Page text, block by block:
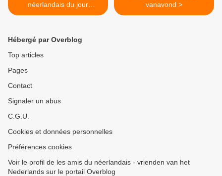
néerlandais du jour
(2022_09_14)
vanavond >
Hébergé par Overblog
Top articles
Pages
Contact
Signaler un abus
C.G.U.
Cookies et données personnelles
Préférences cookies
Voir le profil de les amis du néerlandais - vrienden van het
Nederlands sur le portail Overblog